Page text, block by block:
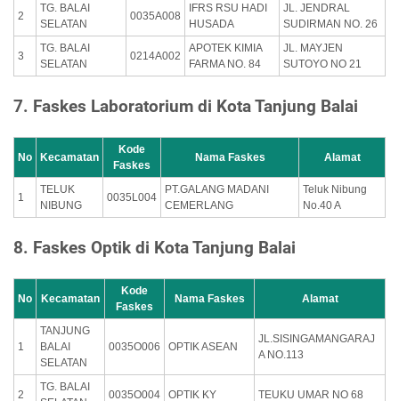
2
TG. BALAI
SELATAN
0035A008
IFRS RSU HADI
HUSADA
JL. JENDRAL
SUDIRMAN NO. 26
3
TG. BALAI
SELATAN
0214A002
APOTEK KIMIA
FARMA NO. 84
JL. MAYJEN
SUTOYO NO 21
7. Faskes Laboratorium di Kota Tanjung Balai
No Kecamatan
Kode
Faskes
Nama Faskes Alamat
1
TELUK
NIBUNG
0035L004
PT.GALANG MADANI
CEMERLANG
Teluk Nibung
No.40 A
8. Faskes Optik di Kota Tanjung Balai
No Kecamatan
Kode
Faskes
Nama Faskes Alamat
1
TANJUNG
BALAI
SELATAN
0035O006 OPTIK ASEAN
JL.SISINGAMANGARAJ
A NO.113
2
TG. BALAI
0035O004 OPTIK KY TEUKU UMAR NO 68